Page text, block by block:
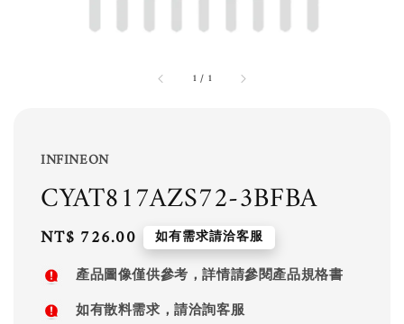
1 / 1
INFINEON
CYAT817AZS72-3BFBA
Regular
price
NT$ 726.00 如有需求請洽客服
產品圖像僅供參考，詳情請參閱產品規格書
如有散料需求，請洽詢客服